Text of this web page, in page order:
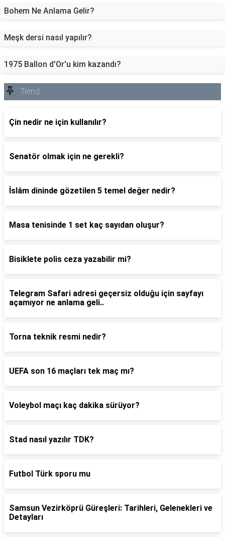
Bohem Ne Anlama Gelir?
Meşk dersi nasıl yapılır?
1975 Ballon d'Or'u kim kazandı?
Trend
Çin nedir ne için kullanılır?
Senatör olmak için ne gerekli?
İslâm dininde gözetilen 5 temel değer nedir?
Masa tenisinde 1 set kaç sayıdan oluşur?
Bisiklete polis ceza yazabilir mi?
Telegram Safari adresi geçersiz olduğu için sayfayı
açamıyor ne anlama geli..
Torna teknik resmi nedir?
UEFA son 16 maçları tek maç mı?
Voleybol maçı kaç dakika sürüyor?
Stad nasıl yazılır TDK?
Futbol Türk sporu mu
Samsun Vezirköprü Güreşleri: Tarihleri, Gelenekleri ve
Detayları